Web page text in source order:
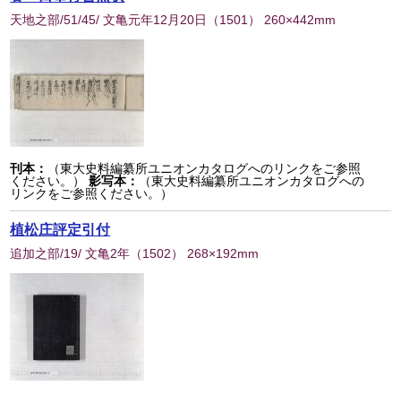
天地之部/51/45/ 文亀元年12月20日 （1501 ） 260×442mm
刊本：
（東大史料編纂所ユニオンカタログへのリンクをご参照
ください。）
影写本：
（東大史料編纂所ユニオンカタログへの
リンクをご参照ください。）
植松庄評定引付
追加之部/19/ 文亀2年 （1502） 268×192mm